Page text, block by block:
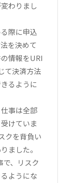
わりまし
際に申込
を決めて
情報をURI
て決済方法
るように
事は全部
けていま
クを背負い
ました。
で、リスク
ようにな